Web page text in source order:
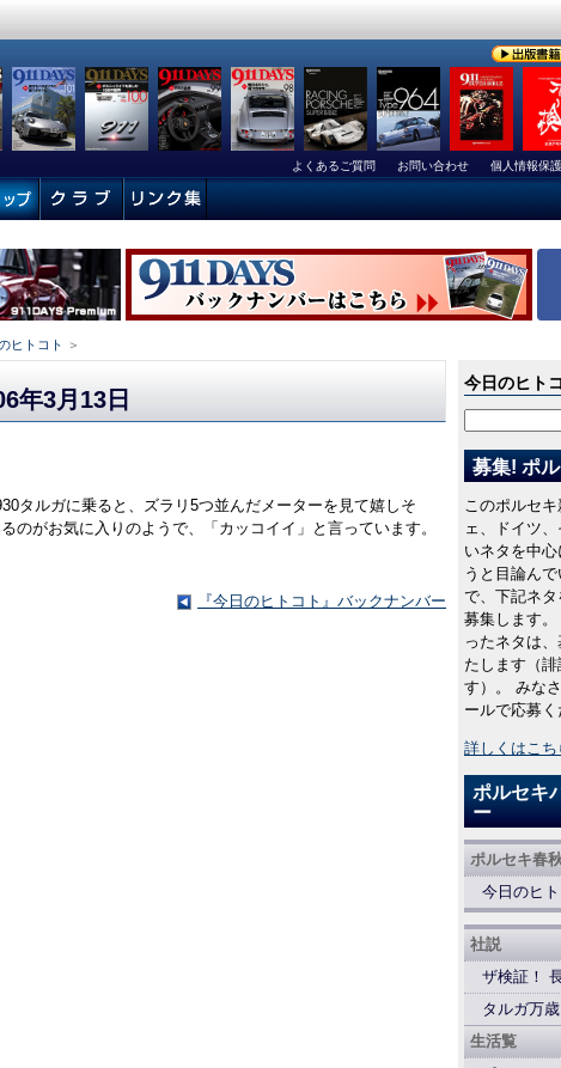
ヒトコト ＞
年3月13日
タルガに乗ると、ズラリ5つ並んだメーターを見て嬉しそ
のがお気に入りのようで、「カッコイイ」と言っています。
『今日のヒトコト』バックナンバー
今日のヒト
募集! ポ
このポルセ
ェ、ドイツ
いネタを中
うと目論ん
で、下記ネ
募集します
ったネタは
たします（
す）。 みな
ールで応募く
詳しくはこち
ポルセキ
ー
ポルセキ春
今日のヒト
社説
ザ検証！
タルガ万歳
生活覧
よくあるご質問 お問い合わせ 個人情報保